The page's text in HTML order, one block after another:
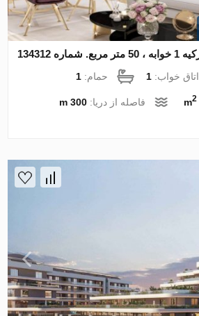
اتاق خواب:1 حمام:1
2 فاصله از دریا:300 m